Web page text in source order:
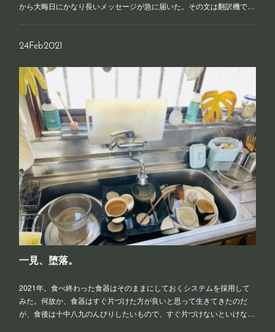
から大晦日にかなり長いメッセージが急に届いた。その文は翻訳機で…
24Feb2021
一見、堕落。
2021年。食べ終わった食器はそのままにしておくシステムを採用して
みた。何故か、食器はすぐ片づけた方が良いと思って生きてきたのだ
が、食後は十中八九のんびりしたいもので、すぐ片づけないといけな…